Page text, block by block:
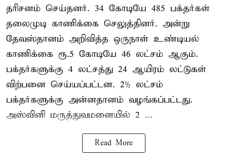
தரிசனம் செய்தனர். 34 கோடியே 485 பக்தர்கள்
தலைமுடி காணிக்கை செலுத்தினர். அன்று
தேவஸ்தானம் அறிவித்த ஒருநாள் உண்டியல்
காணிக்கை ரூ.5 கோடியே 46 லட்சம் ஆகும்.
பக்தர்களுக்கு 4 லட்சத்து 24 ஆயிரம் லட்டுகள்
விற்பனை செய்யப்பட்டன. 2½ லட்சம்
பக்தர்களுக்கு அன்னதானம் வழங்கப்பட்டது.
அஸ்வினி மருத்துவமனையில் 2 ...
Read More